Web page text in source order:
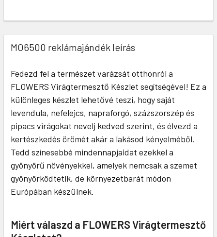
MO6500 reklámajándék leírás
Fedezd fel a természet varázsát otthonról a
FLOWERS Virágtermesztő Készlet segítségével! Ez a
különleges készlet lehetővé teszi, hogy saját
levendula, nefelejcs, napraforgó, százszorszép és
pipacs virágokat nevelj kedved szerint, és élvezd a
kertészkedés örömét akár a lakásod kényelméből.
Tedd színesebbé mindennapjaidat ezekkel a
gyönyörű növényekkel, amelyek nemcsak a szemet
gyönyörködtetik, de környezetbarát módon
Európában készülnek.
Miért válaszd a FLOWERS Virágtermesztő